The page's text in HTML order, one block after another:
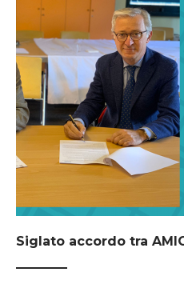
Siglato accordo tra